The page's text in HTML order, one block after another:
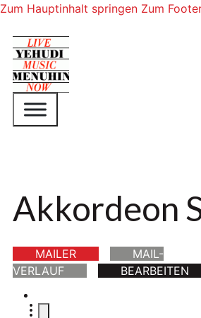
Zum Hauptinhalt springen Zum
Akkordeon
MAILER
MAIL-
VERLAUF
BEARBEITEN